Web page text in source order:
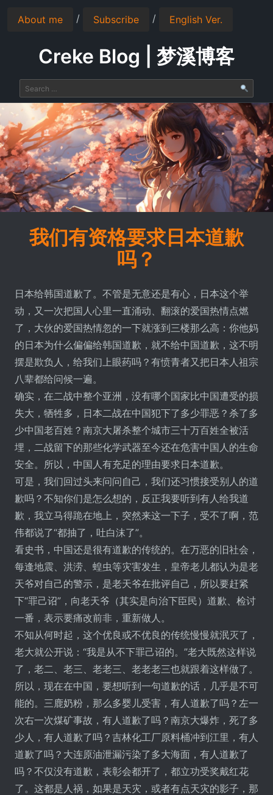
About me / Subscribe / English Ver.
Creke Blog | 梦溪博客
我们有资格要求日本道歉
吗？
日本给韩国道歉了。不管是无意还是有心，日本这个举
动，又一次把国人心里一直涌动、翻滚的爱国热情点燃
了，大伙的爱国热情忽的一下就涨到三楼那么高：你他妈
的日本为什么偏偏给韩国道歉，就不给中国道歉，这不明
摆是欺负人，给我们上眼药吗？有愤青者又把日本人祖宗
八辈都给问候一遍。
确实，在二战中整个亚洲，没有哪个国家比中国遭受的损
失大，牺牲多，日本二战在中国犯下了多少罪恶？杀了多
少中国老百姓？南京大屠杀整个城市三十万百姓全被活
埋，二战留下的那些化学武器至今还在危害中国人的生命
安全。所以，中国人有充足的理由要求日本道歉。
可是，我们回过头来问问自己，我们还习惯接受别人的道
歉吗？不知你们是怎么想的，反正我要听到有人给我道
歉，我立马得跪在地上，突然来这一下子，受不了啊，范
伟都说了“都抽了，吐白沫了”。
看史书，中国还是很有道歉的传统的。在万恶的旧社会，
每逢地震、洪涝、蝗虫等灾害发生，皇帝老儿都认为是老
天爷对自己的警示，是老天爷在批评自己，所以要赶紧
下“罪己诏”，向老天爷（其实是向治下臣民）道歉、检讨
一番，表示要痛改前非，重新做人。
不知从何时起，这个优良或不优良的传统慢慢就泯灭了，
老大就公开说：“我是从不下罪己诏的。”老大既然这样说
了，老二、老三、老老三、老老老三也就跟着这样做了。
所以，现在在中国，要想听到一句道歉的话，几乎是不可
能的。三鹿奶粉，那么多婴儿受害，有人道歉了吗？左一
次右一次煤矿事故，有人道歉了吗？南京大爆炸，死了多
少人，有人道歉了吗？吉林化工厂原料桶冲到江里，有人
道歉了吗？大连原油泄漏污染了多大海面，有人道歉了
吗？不仅没有道歉，表彰会都开了，都立功受奖戴红花
了。这都是人祸，如果是天灾，或者有点天灾的影子，那